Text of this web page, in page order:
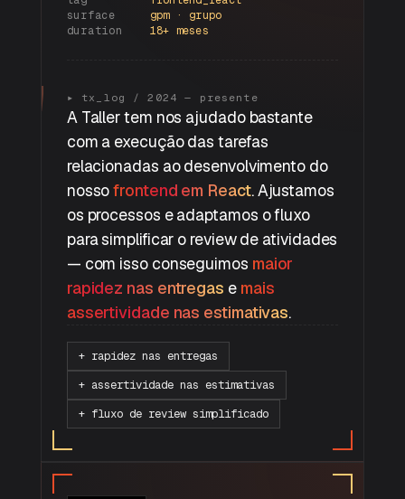
surface
gpm · grupo
duration
18+ meses
▸ tx_log / 2024 — presente
"
A Taller tem nos ajudado bastante
com a execução das tarefas
relacionadas ao desenvolvimento do
nossofrontend em React. Ajustamos
os processos e adaptamos o fluxo
para simplificar o review de atividades
— com isso conseguimos maior
rapidez nas entregas e mais
assertividade nas estimativas.
+ rapidez nas entregas
+ assertividade nas estimativas
+ fluxo de review simplificado